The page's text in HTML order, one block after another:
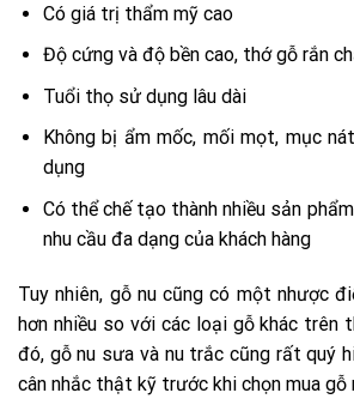
Có giá trị thẩm mỹ cao
Độ cứng và độ bền cao, thớ gỗ rắn
Tuổi thọ sử dụng lâu dài
Không bị ẩm mốc, mối mọt, mục
dụng
Có thể chế tạo thành nhiều sản
nhu cầu đa dạng của khách hàng
Tuy nhiên, gỗ nu cũng có một nhược
hơn nhiều so với các loại gỗ khác trên
đó, gỗ nu sưa và nu trắc cũng rất quý
cân nhắc thật kỹ trước khi chọn mua gỗ